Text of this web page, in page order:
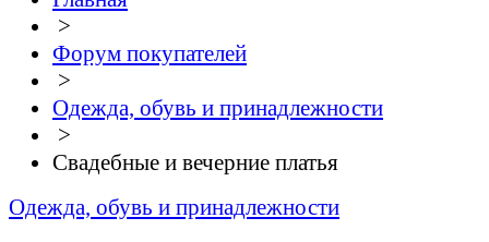
>
Форум покупателей
>
Одежда, обувь и принадлежности
>
Свадебные и вечерние платья
Одежда, обувь и принадлежности